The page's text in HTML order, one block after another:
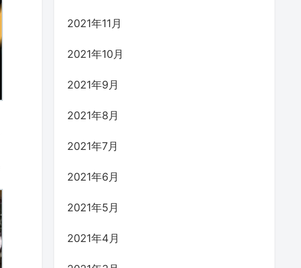
2021年11月
2021年10月
2021年9月
2021年8月
2021年7月
2021年6月
2021年5月
2021年4月